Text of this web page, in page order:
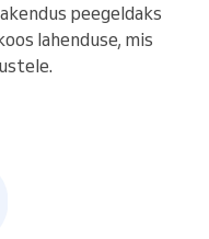
peegeldaks
lahenduse, mis